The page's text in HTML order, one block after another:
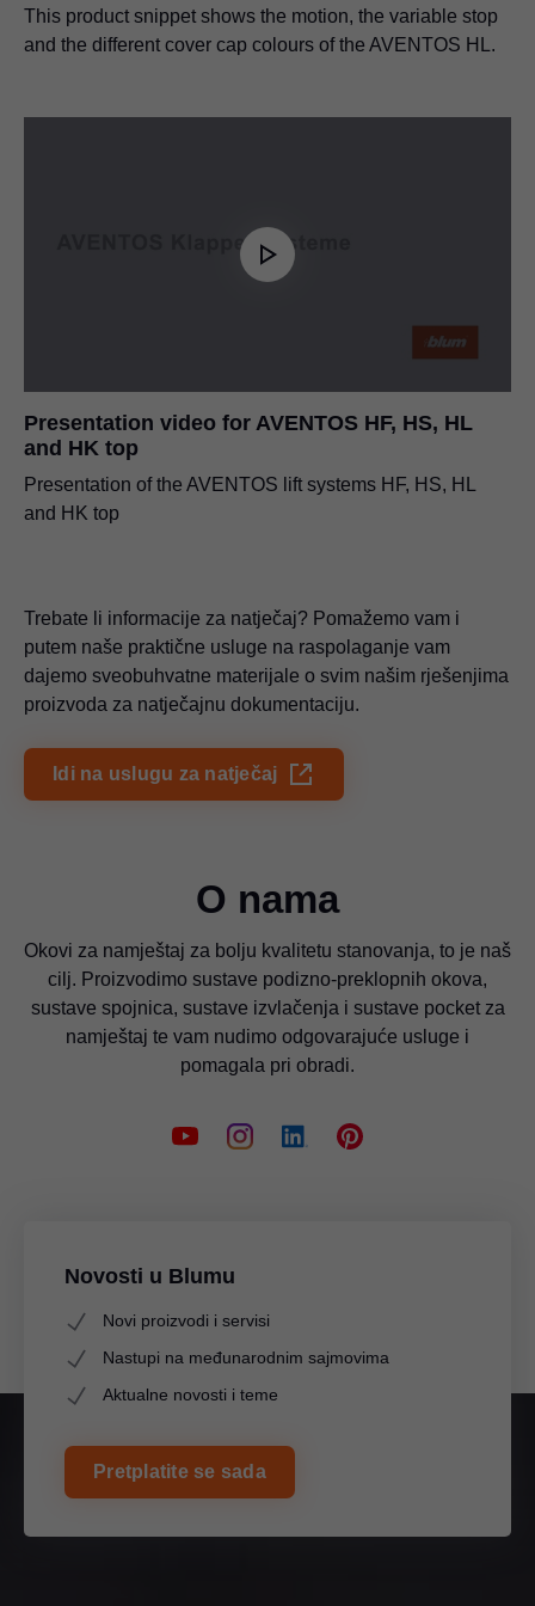
This product snippet shows the motion, the variable stop
and the different cover cap colours of the AVENTOS HL.
Presentation video for AVENTOS HF, HS, HL
and HK top
Presentation of the AVENTOS lift systems HF, HS, HL
and HK top
Trebate li informacije za natječaj? Pomažemo vam i
putem naše praktične usluge na raspolaganje vam
dajemo sveobuhvatne materijale o svim našim rješenjima
proizvoda za natječajnu dokumentaciju.
Idi na uslugu za natječaj
O nama
Okovi za namještaj za bolju kvalitetu stanovanja, to je naš
cilj. Proizvodimo sustave podizno-preklopnih okova,
sustave spojnica, sustave izvlačenja i sustave pocket za
namještaj te vam nudimo odgovarajuće usluge i
pomagala pri obradi.
Novosti u Blumu
Novi proizvodi i servisi
Nastupi na međunarodnim sajmovima
Aktualne novosti i teme
Pretplatite se sada